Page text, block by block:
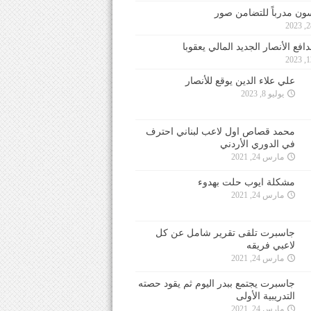
مدرباً للتضامن صور
الأنصار الجديد المالي يعقوبا
علي علاء الدين يوقع للأنصار
يوليو 8, 2023
محمد قصاص اول لاعب لبناني احترف
في الدوري الأردني
مارس 24, 2021
مشكلة ايوب حلت بهدوء
مارس 24, 2021
جاسبرت تلقى تقرير شامل عن كل
لاعبي فريقه
مارس 24, 2021
جاسبرت يجتمع ببدر اليوم ثم يقود حصته
التدريبية الأولى
مارس 24, 2021